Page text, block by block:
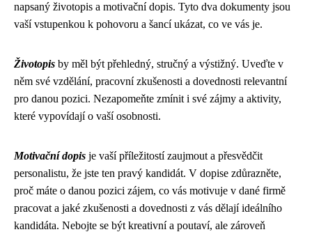
napsaný životopis a motivační dopis. Tyto dva dokumenty jsou
vaší vstupenkou k pohovoru a šancí ukázat, co ve vás je.
Životopis by měl být přehledný, stručný a výstižný. Uveďte v
něm své vzdělání, pracovní zkušenosti a dovednosti relevantní
pro danou pozici. Nezapomeňte zmínit i své zájmy a aktivity,
které vypovídají o vaší osobnosti.
Motivační dopis je vaší příležitostí zaujmout a přesvědčit
personalistu, že jste ten pravý kandidát. V dopise zdůrazněte,
proč máte o danou pozici zájem, co vás motivuje v dané firmě
pracovat a jaké zkušenosti a dovednosti z vás dělají ideálního
kandidáta. Nebojte se být kreativní a poutaví, ale zároveň